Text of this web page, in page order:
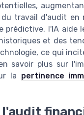
travail d'audit en
l'IA aide
et des
ce qui
savoir plus sur
la pertinence
l'audit